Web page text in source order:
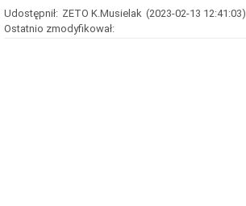
Udostępnił: ZETO K.Musielak (2023-02-13 12:41:03)
Ostatnio zmodyfikował: